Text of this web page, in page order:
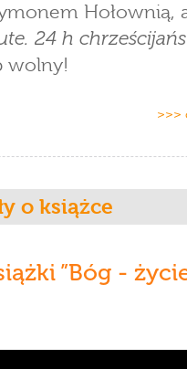
Hołownią,
24 h
wolny!
>>>
o książce
”Bóg -